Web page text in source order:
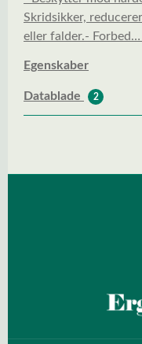
Skridsikker,
eller falder.- Forbed…
Egenskaber
Datablade 2